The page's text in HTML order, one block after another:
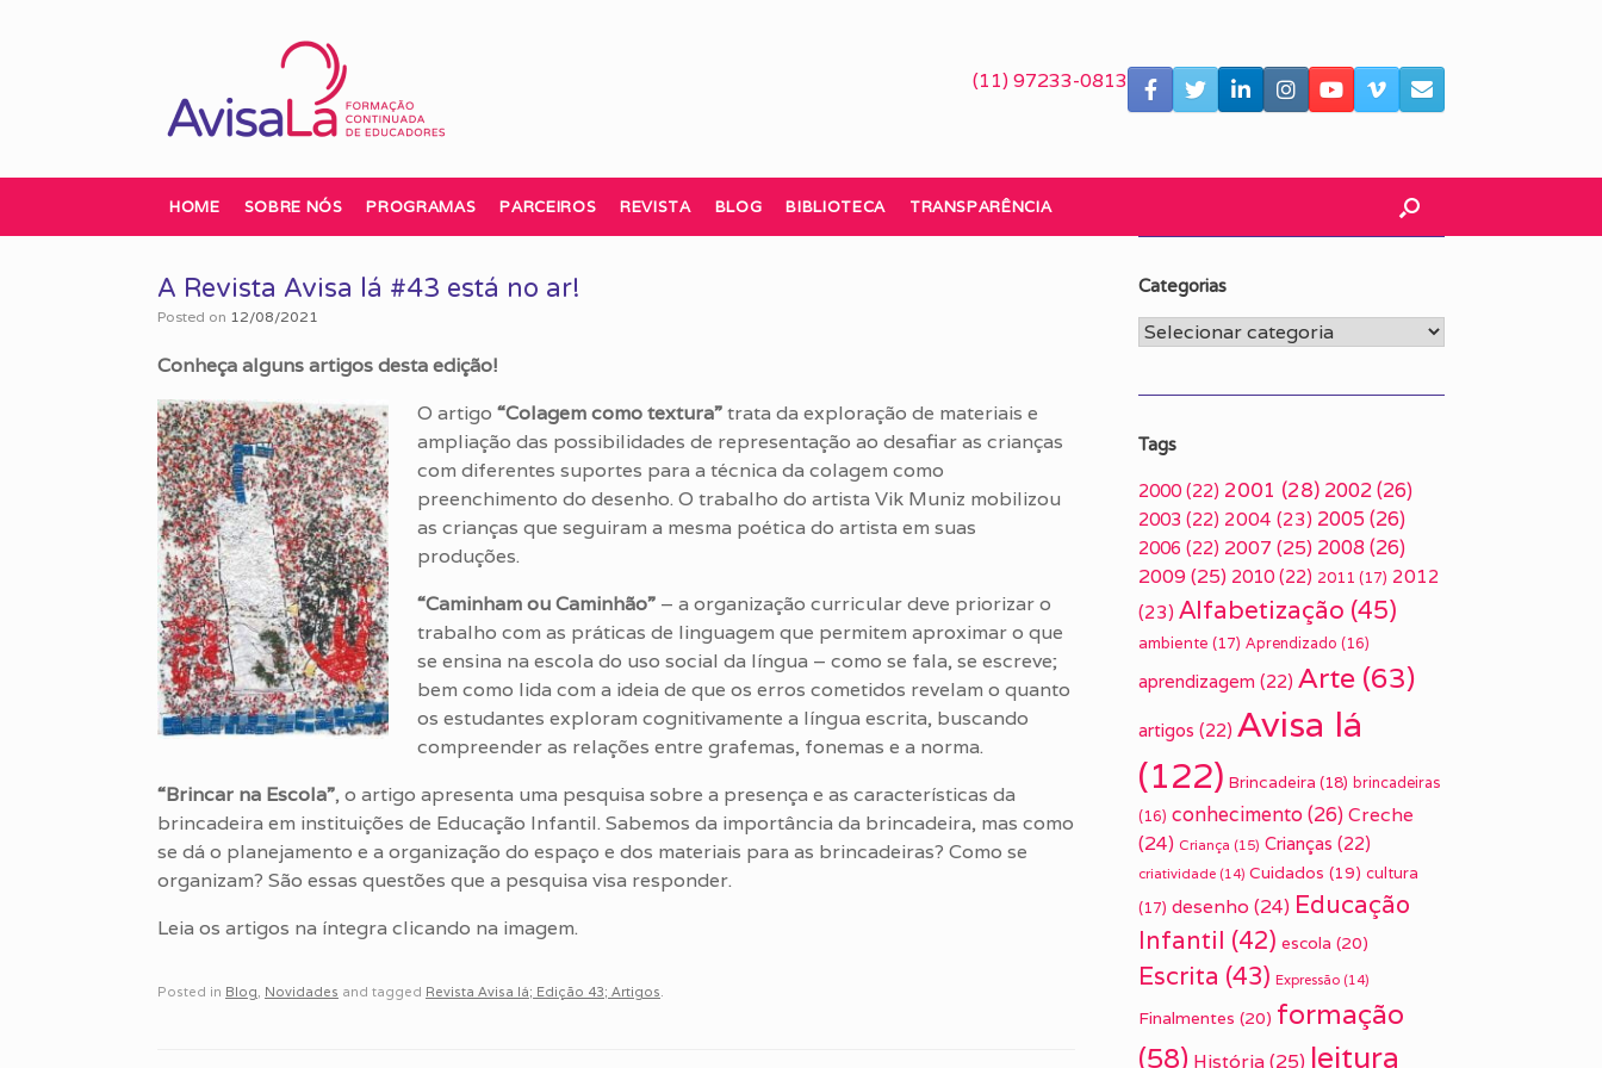
(11) 97233-0813
HOME SOBRE NÓS PROGRAMAS PARCEIROS REVISTA BLOG BIBLIOTECA TRANSPARÊNCIA
A Revista Avisa lá #43 está no ar!
Posted on 12/08/2021
Conheça alguns artigos desta edição!
O artigo “Colagem como textura”trata da exploração de materiais e
ampliação das possibilidades de representação ao desafiar as crianças
com diferentes suportes para a técnica da colagem como
preenchimento do desenho. O trabalho do artista Vik Muniz mobilizou
as crianças que seguiram a mesma poética do artista em suas
produções.
“Caminham ou Caminhão” – a organização curricular deve priorizar o
trabalho com as práticas de linguagem que permitem aproximar o que
se ensina na escola do uso social da língua – como se fala, se escreve;
bem como lida com a ideia de que os erros cometidos revelam o quanto
os estudantes exploram cognitivamente a língua escrita, buscando
compreender as relações entre grafemas, fonemas e a norma.
“Brincar na Escola”, o artigo apresenta uma pesquisa sobre a presença e as características da
brincadeira em instituições de Educação Infantil. Sabemos da importância da brincadeira, mas como
se dá o planejamento e a organização do espaço e dos materiais para as brincadeiras? Como se
organizam? São essas questões que a pesquisa visa responder.
Leia os artigos na íntegra clicando na imagem.
Posted in Blog Novidades and tagged Revista Avisa lá; Edição 43; Artigos
Categorias
Categorias
Tags
2000 (22) 2001 (28) 2002(26)
2003 (22) 2004 (23) 2005 (26)
2006 (22) 2007 (25) 2008(26)
2009(25) 2010 (22) 2011 (17) 2012
(23) Alfabetização (45)
ambiente (17) Aprendizado (16)
aprendizagem (22) Arte (63)
artigos (22) Avisa lá
(122) Brincadeira (18) brincadeiras
(16) conhecimento(26) Creche
(24) Criança (15) Crianças (22)
criatividade (14) Cuidados (19) cultura
(17) desenho (24) Educação
Infantil (42) escola (20)
Escrita (43) Expressão (14)
Finalmentes (20) formação
(58) História(25) leitura